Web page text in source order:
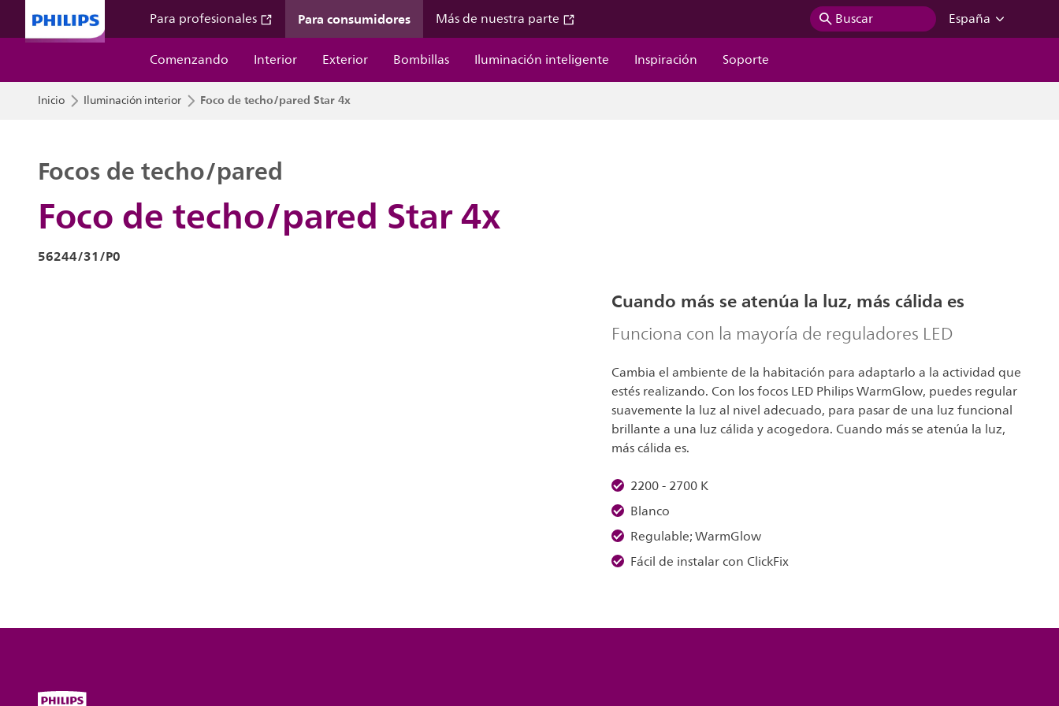
Para profesionales Para consumidores Más de nuestra parte Buscar
España
Comenzando
Interior Exterior Bombillas Iluminación inteligente Inspiración Soporte
Inicio Iluminación interior Foco de techo/pared Star 4x
Foco de techo/pared Star 4x
Focos de techo/pared
56244/31/P0
Cuando más se atenúa la luz, más cálida es
Funciona con la mayoría de reguladores LED
Cambia el ambiente de la habitación para adaptarlo a la actividad que
estés realizando. Con los focos LED Philips WarmGlow, puedes regular
suavemente la luz al nivel adecuado, para pasar de una luz funcional
brillante a una luz cálida y acogedora. Cuando más se atenúa la luz,
más cálida es.
2200 - 2700 K
Blanco
Regulable; WarmGlow
Fácil de instalar con ClickFix